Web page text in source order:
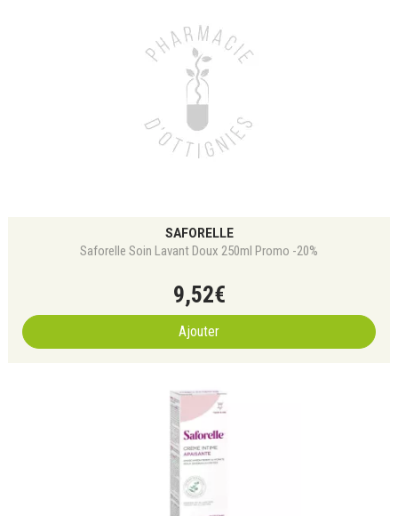
SAFORELLE
Saforelle Soin Lavant Doux 250ml Promo -20%
9,52€
Ajouter